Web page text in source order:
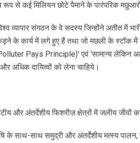
रूप से कई मिलियन छोटे पैमाने के पारंपरिक मछुआरों
व्यापार संगठन के वे सदस्य जिन्होंने अतीत में
के कार्य में लगे हुए हैं तथा जो मछली के स्टॉक में
Pays Principle)’ एवं ‘सामान्य लेकिन
अधिक दायित्वों को लेना चाहिये।
और अंतर्देशीय फिशरीज़ क्षेत्रों में जलीय जीवों
के साथ-साथ समुद्री और अंतर्देशीय मत्स्य पालन,